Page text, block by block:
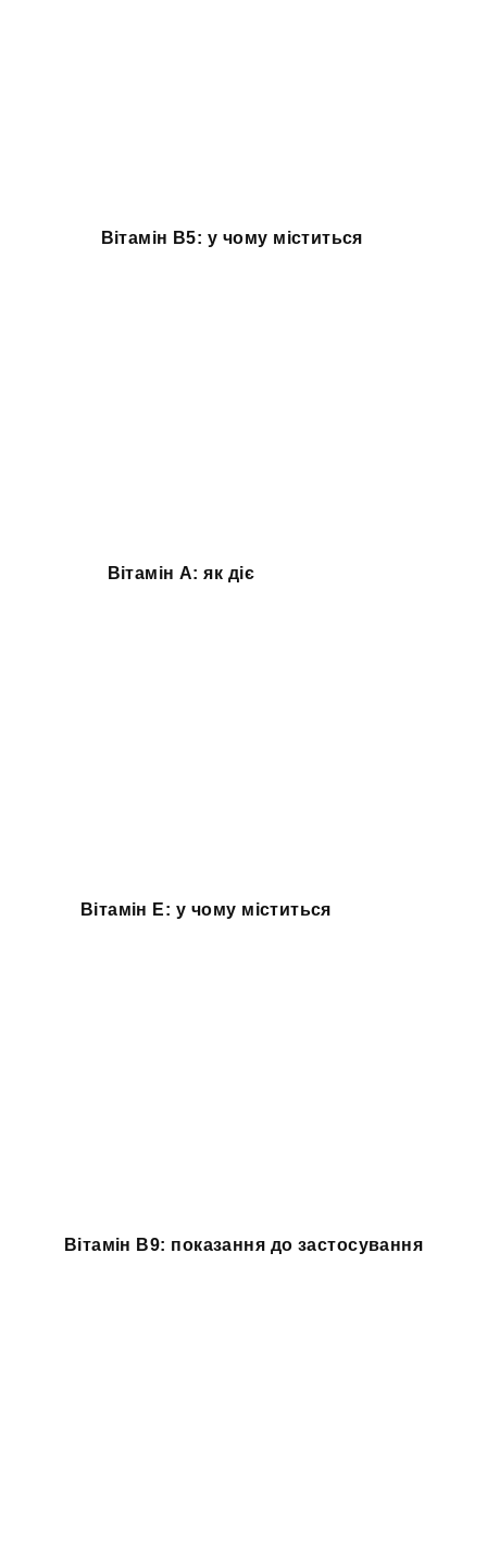
Вітамін B5: у чому міститься
Вітамін A: як діє
Вітамін E: у чому міститься
Вітамін B9: показання до застосування